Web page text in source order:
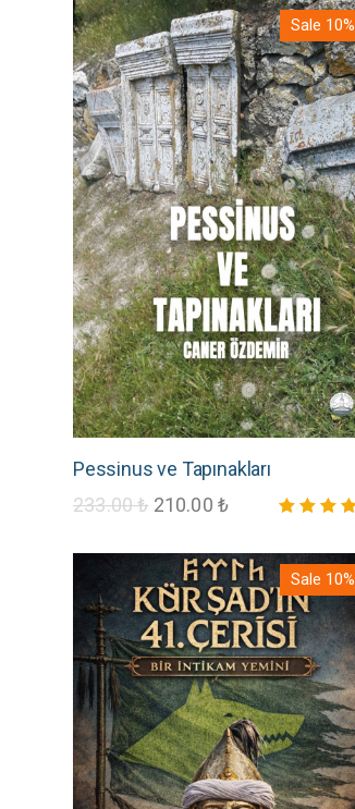
Sale 10%
Pessinus ve Tapınakları
233.00₺ 210.00 ₺
oy aldı
Sale 10%